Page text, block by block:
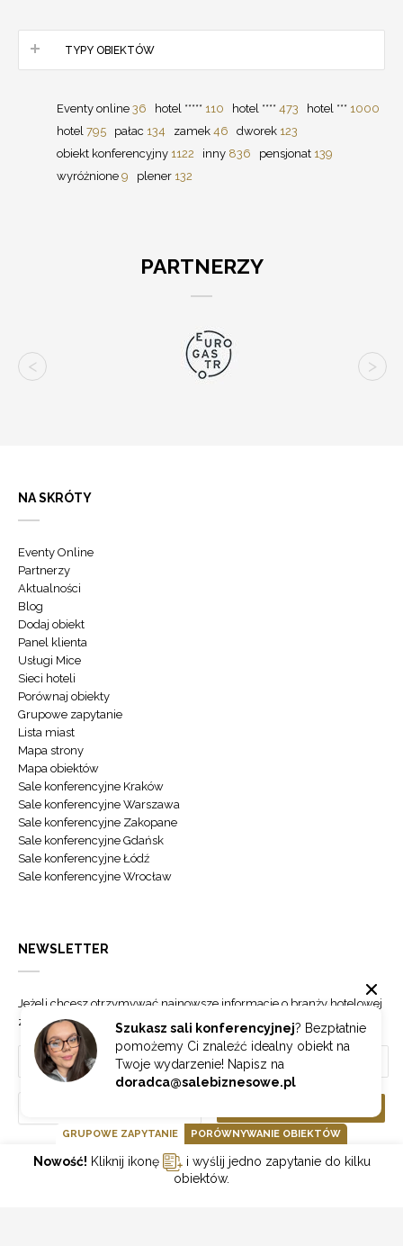
TYPY OBIEKTÓW
Eventy online 36 hotel ***** 110 hotel **** 473 hotel *** 1000
hotel 795 pałac 134 zamek 46 dworek 123
obiekt konferencyjny 1122 inny 836 pensjonat 139
wyróżnione 9 plener 132
PARTNERZY
Szukasz sali konferencyjnej? Bezpłatnie
pomożemy Ci znaleźć idealny obiekt na
Twoje wydarzenie! Napisz na
doradca@salebiznesowe.pl
NA SKRÓTY
Eventy Online
Partnerzy
Aktualności
Blog
Dodaj obiekt
Panel klienta
Usługi Mice
Sieci hoteli
Porównaj obiekty
Grupowe zapytanie
Lista miast
Mapa strony
Mapa obiektów
Sale konferencyjne Kraków
Sale konferencyjne Warszawa
Sale konferencyjne Zakopane
Sale konferencyjne Gdańsk
Sale konferencyjne Łódź
Sale konferencyjne Wrocław
NEWSLETTER
Jeżeli chcesz otrzymywać najnowsze informacje o branży hotelowej
zapisz się do naszego newslettera.
GOONLINE.PL SPÓŁKA Z OGRANICZONĄ ODPOWIEDZIALNOŚCIĄ SP.K.
GRUPOWE ZAPYTANIE PORÓWNYWANIE OBIEKTÓW
Nowość! Kliknij ikonę
i wyślij jedno zapytanie do kilku
obiektów.